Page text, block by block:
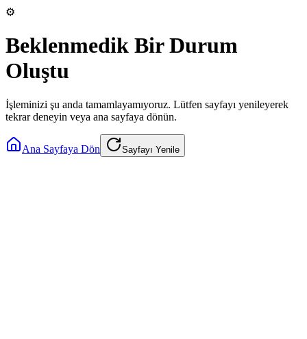
⚙️
Beklenmedik Bir Durum
Oluştu
İşleminizi şu anda tamamlayamıyoruz. Lütfen sayfayı yenileyerek
tekrar deneyin veya ana sayfaya dönün.
Ana Sayfaya Dön Sayfayı Yenile